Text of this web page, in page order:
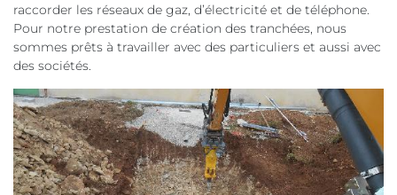
raccorder les réseaux de gaz, d’électricité et de téléphone.
Pour notre prestation de création des tranchées, nous
sommes prêts à travailler avec des particuliers et aussi avec
des sociétés.